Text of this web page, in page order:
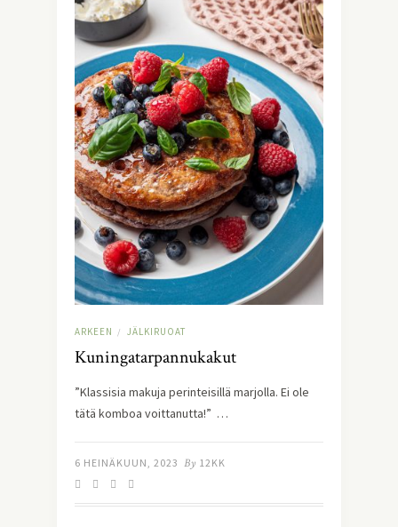
ARKEEN / JÄLKIRUOAT
Kuningatarpannukakut
”Klassisia makuja perinteisillä marjolla. Ei ole
tätä komboa voittanutta!” …
6 HEINÄKUUN, 2023 By 12KK